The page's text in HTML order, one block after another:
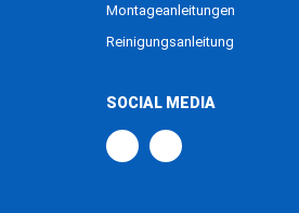
Montageanleitungen
Reinigungsanleitung
SOCIAL MEDIA